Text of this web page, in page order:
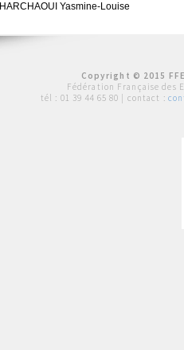
HARCHAOUI Yasmine-Louise
Copyright © 2015
Fédération Française des
tél : 01 39 44 65 80 | contact :